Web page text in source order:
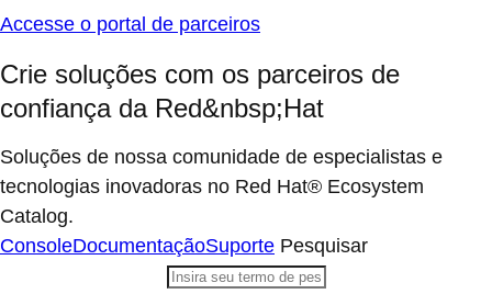
Accesse o portal de parceiros
Crie soluções com os parceiros de
confiança da Red&nbsp;Hat
Soluções de nossa comunidade de especialistas e
tecnologias inovadoras no Red Hat® Ecosystem
Catalog.
ConsoleDocumentaçãoSuporte Pesquisar